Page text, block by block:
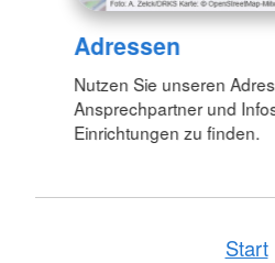
Adressen
Nutzen Sie unseren
Ansprechpartner und
Einrichtungen zu finden.
Start